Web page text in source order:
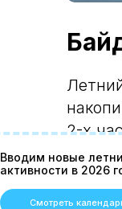
Вводим новые
активности в 2026
Смотреть
2-х
воде,